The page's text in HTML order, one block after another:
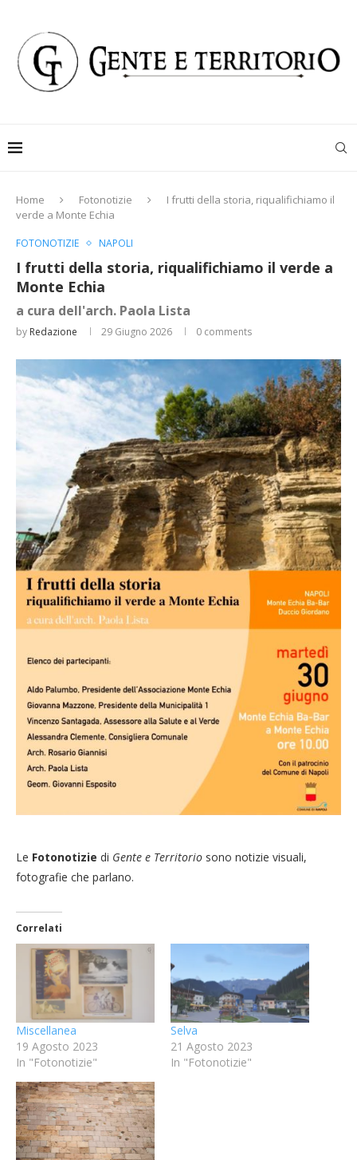
Home Fotonotizie
I frutti della storia, riqualifichiamo il
verde a Monte Echia
FOTONOTIZIE NAPOLI
I frutti della storia, riqualifichiamo il verde a
Monte Echia
a cura dell'arch. Paola Lista
by Redazione 29 Giugno 2026 0 comments
Le Fotonotizie di Gente e Territorio sono notizie visuali,
fotografie che parlano.
Correlati
Miscellanea
19 Agosto 2023
In "Fotonotizie"
Selva
21 Agosto 2023
In "Fotonotizie"